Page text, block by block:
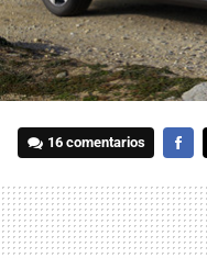
16 comentarios